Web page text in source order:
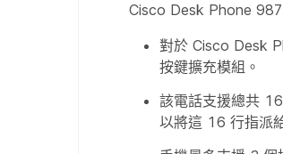
Cisco Desk Phone
對於 Cisco Desk
按鍵擴充模組。
該電話支援總共
以將這 16 行指派